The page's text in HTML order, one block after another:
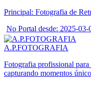
Principal: Fotografia de
No Portal desde: 2025-03-
A.P.FOTOGRAFIA
Fotografia profissional para
capturando momentos